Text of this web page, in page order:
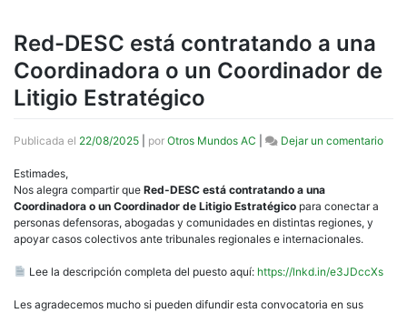
Red-DESC está contratando a una
Coordinadora o un Coordinador de
Litigio Estratégico
Publicada el 22/08/2025 por Otros Mundos AC Dejar un comentarioen
o
Estimades,
Nos alegra compartir que Red-DESC está contratando a una
Coordinadora o un Coordinador de Litigio Estratégico para conectar a
personas defensoras, abogadas y comunidades en distintas regiones, y
apoyar casos colectivos ante tribunales regionales e internacionales.
Lee la descripción completa del puesto aquí: https://lnkd.in/e3JDccXs
Les agradecemos mucho si pueden difundir esta convocatoria en sus